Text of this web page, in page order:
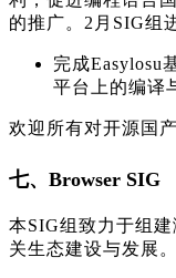
的推广。2月SIG组
完成Easylosu
平台上的编译
欢迎所有对开源国
七、Browser SIG
本SIG组致力于组
关生态建设与发展